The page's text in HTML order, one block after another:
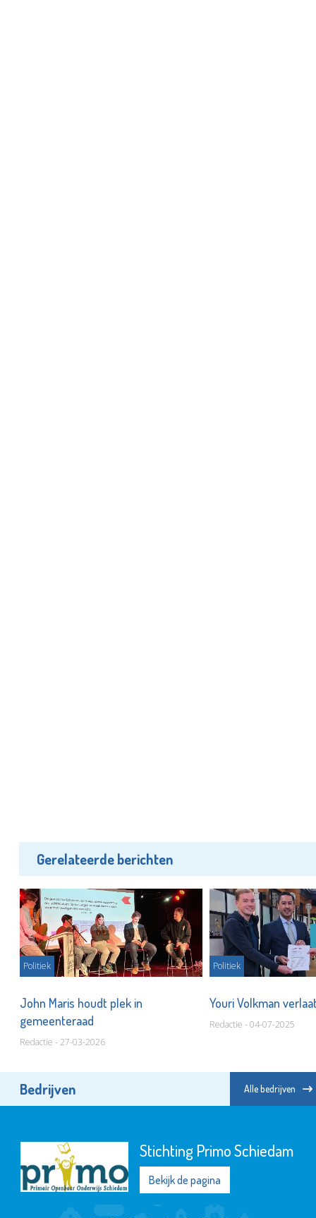
Gerelateerde berichten
Politiek
John Maris houdt plek in
gemeenteraad
Redactie - 27-03-2026
Politiek
Youri Volkman
Redactie - 04-07-2025
Bedrijven Alle bedrijven
Stichting Primo Schiedam
Bekijk de pagina